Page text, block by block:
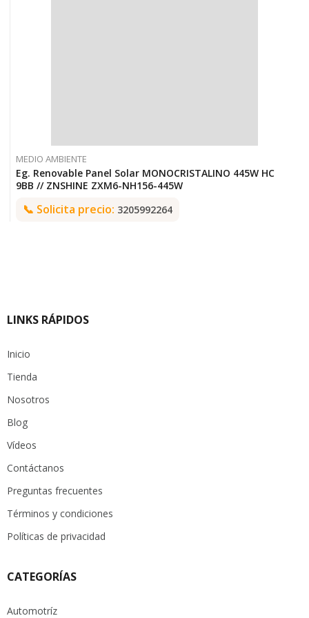
MEDIO AMBIENTE
Eg. Renovable Panel Solar MONOCRISTALINO 445W HC
9BB // ZNSHINE ZXM6-NH156-445W
📞 Solicita precio: 3205992264
LINKS RÁPIDOS
Inicio
Tienda
Nosotros
Blog
Vídeos
Contáctanos
Preguntas frecuentes
Términos y condiciones
Políticas de privacidad
CATEGORÍAS
Automotríz